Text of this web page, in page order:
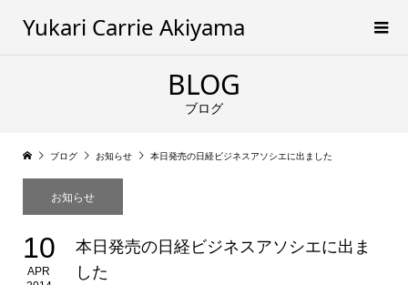
Yukari Carrie Akiyama
BLOG
ブログ
ブログ お知らせ 本日発売の日経ビジネスアソシエに出ました
お知らせ
10
APR
本日発売の日経ビジネスアソシエに出ま
した